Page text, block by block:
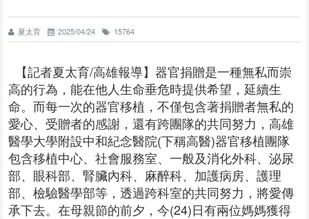
夏太育 2025/04/24 15764
【記者夏太育/高雄報導】器官捐贈是一種無私而崇
高的行為，能在他人生命垂危時提供希望，延續生
命。而每一次的器官移植，不僅包含著捐贈者無私的
愛心、受贈者的感謝，還有跨團隊的共同努力，高雄
醫學大學附設中和紀念醫院(下稱高醫)器官移植團隊
包含移植中心、社會服務室、一般及消化外科、泌尿
部、眼科部、腎臟內科、麻醉科、加護病房、護理
部、檢驗醫學部等，透過跨科室的共同努力，將愛傳
承下去。在母親節的前夕，今(24)日有兩位媽媽獲得